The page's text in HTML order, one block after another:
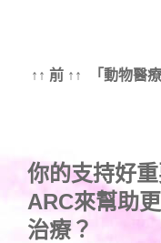
↑↑ 前 ↑↑ 「動物醫
你的支持好
ARC來幫助
治療？